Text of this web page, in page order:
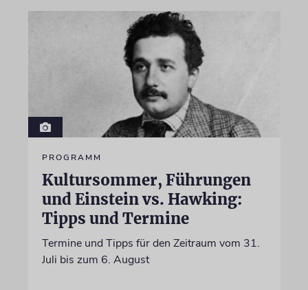
PROGRAMM
Kultursommer, Führungen
und Einstein vs. Hawking:
Tipps und Termine
Termine und Tipps für den Zeitraum vom 31.
Juli bis zum 6. August